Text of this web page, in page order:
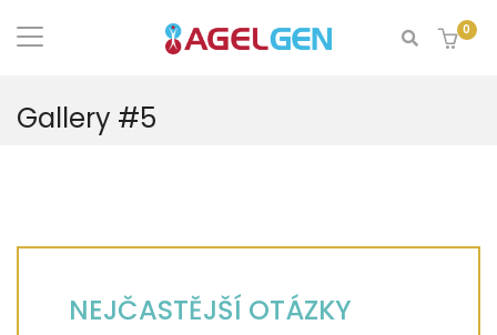
0
Gallery #5
NEJČASTĚJŠÍ OTÁZKY